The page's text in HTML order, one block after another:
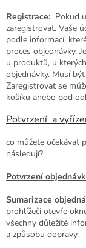
Registrace: Pokud
zaregistrovat. Vaše
podle informací,
proces objednávky.
u produktů, u
objednávky. Musí
Zaregistrovat se
košíku anebo pod
Potvrzení a
co můžete očekávat
následují?
Potvrzení
Sumarizace
prohlížeči otevře
všechny důležité
a způsobu dopravy.